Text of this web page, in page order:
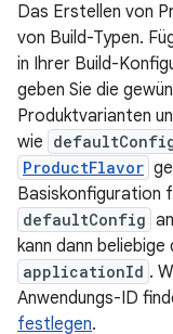
Das Erstellen von
von Build-Typen.
in Ihrer Build-
geben Sie die
Produktvarianten
wie
ProductFlavor
Basiskonfiguration
defaultConfig
kann dann
applicationId .
Anwendungs-ID
festlegen.